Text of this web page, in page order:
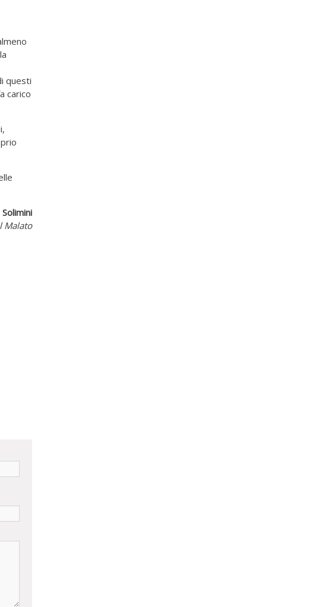
questi
carico
Malato